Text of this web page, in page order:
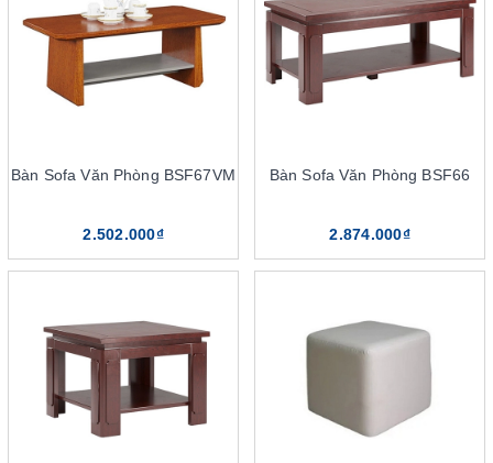
Giá bàn sofa
Địa chỉ cung cấp bàn sofa chính hãng The One
Các mẫu bàn sofa văn phòng The One sở hữu nhiều ưu điểm
vượt trội, được khách hàng rất quan tâm
4 điểm nổi bật của bàn sofa
The One
Bàn Sofa Văn Phòng BSF67VM
2.502.000₫
Bàn Sofa Văn Phòng BSF66
2.874.000₫